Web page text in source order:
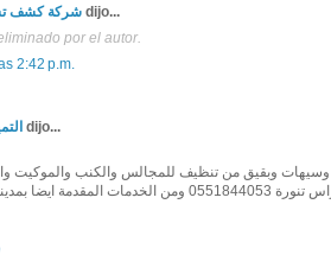
شركة كشف dijo...
por el autor.
2:42 p.m.
dijo...
وسيهات وبقيق من تنظيف للمجالس والكنب
سيهات وبقيق وراس تنورة